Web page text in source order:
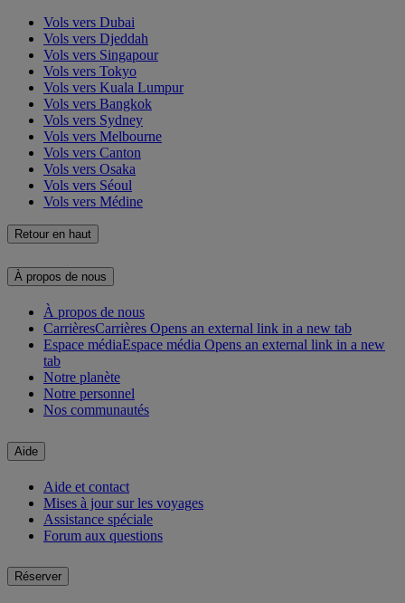
Vols vers Dubai
Vols vers Djeddah
Vols vers Singapour
Vols vers Tokyo
Vols vers Kuala Lumpur
Vols vers Bangkok
Vols vers Sydney
Vols vers Melbourne
Vols vers Canton
Vols vers Osaka
Vols vers Séoul
Vols vers Médine
Retour en haut
À propos de nous
À propos de nous
CarrièresCarrières Opens an external link in a new tab
Espace médiaEspace média Opens an external link in a new
tab
Notre planète
Notre personnel
Nos communautés
Aide
Aide et contact
Mises à jour sur les voyages
Assistance spéciale
Forum aux questions
Réserver